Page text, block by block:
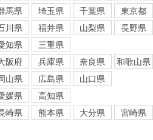
馬県 埼玉県 千葉県 東京都
川県 福井県 山梨県
長野県
知県
三重県
阪府 兵庫県 奈良県
和歌山県
山県 広島県
山口県
媛県
高知県
崎県 熊本県 大分県 宮崎県